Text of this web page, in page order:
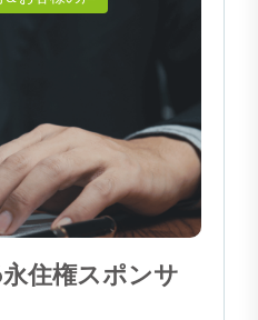
住権スポンサ